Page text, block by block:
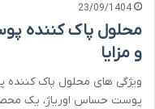
23/09/1404
محلول پاک کننده
و مزایا
ویژگی های محلول پاک
پوست حساس اوریاژ، یک